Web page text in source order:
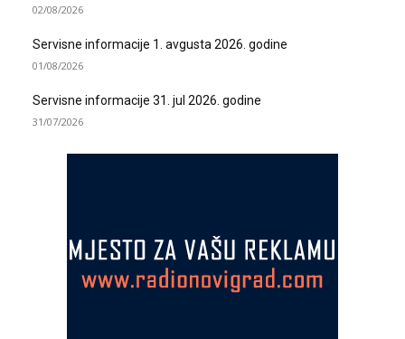
02/08/2026
Servisne informacije 1. avgusta 2026. godine
01/08/2026
Servisne informacije 31. jul 2026. godine
31/07/2026